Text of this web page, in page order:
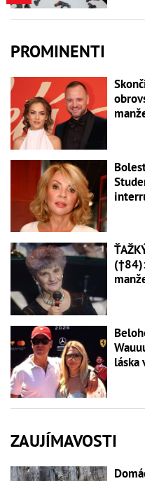
PROMINENTI
láska
ZAUJÍMAVOSTI